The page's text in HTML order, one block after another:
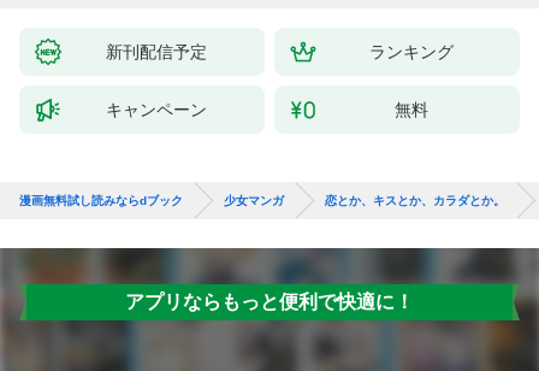
新刊配信予定 ランキング
キャンペーン 無料
漫画無料試し読みならdブック 少女マンガ 恋とか、キスとか、カラダとか。
アプリならもっと便利で快適に！